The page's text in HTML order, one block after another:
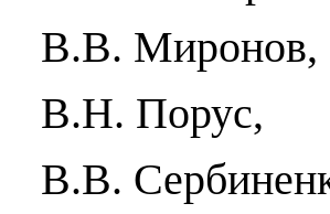
В.В. Миронов,
В.Н. Порус,
В.В.